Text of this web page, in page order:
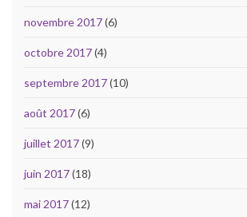
novembre 2017(6)
octobre 2017(4)
septembre 2017(10)
août 2017(6)
juillet 2017(9)
juin 2017(18)
mai 2017(12)